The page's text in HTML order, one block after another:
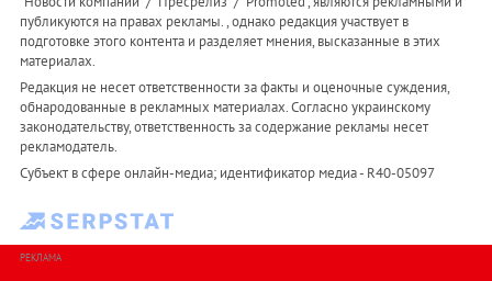
публикуются на правах рекламы. , однако редакция участвует в
подготовке этого контента и разделяет мнения, высказанные в этих
материалах.
Редакция не несет ответственности за факты и оценочные суждения,
обнародованные в рекламных материалах. Согласно украинскому
законодательству, ответственность за содержание рекламы несет
рекламодатель.
Субъект в сфере онлайн-медиа; идентификатор медиа - R40-05097
РЕКЛАМА